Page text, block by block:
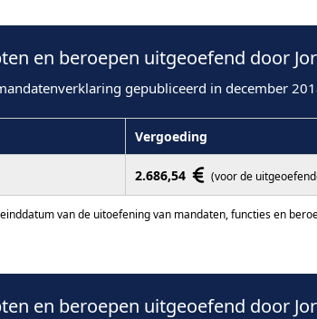
en beroepen uitgeoefend door
gepubliceerd in december
Vergoeding
2.686,54 (voor de
van de uitoefening van mandaten, functies en
en beroepen uitgeoefend door